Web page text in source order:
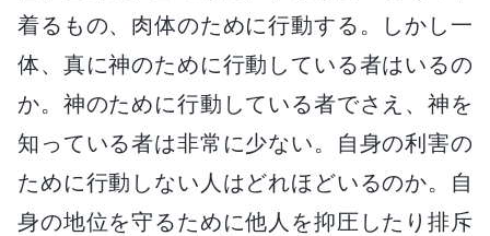
着るもの、肉体のために行動する。しかし一
体、真に神のために行動している者はいるの
か。神のために行動している者でさえ、神を
知っている者は非常に少ない。自身の利害の
ために行動しない人はどれほどいるのか。自
身の地位を守るために他人を抑圧したり排斥